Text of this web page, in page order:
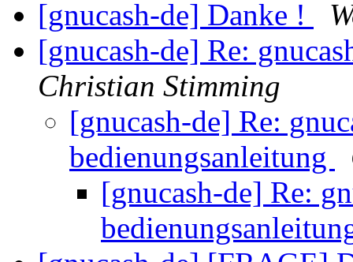
[gnucash-de] Danke !
[gnucash-de] Re:
Christian Stimming
[gnucash-de] Re:
bedienungsanleitung
[gnucash-de] Re: